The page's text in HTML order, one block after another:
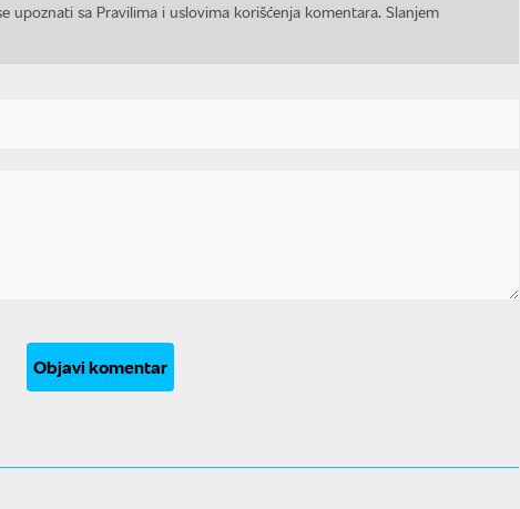
upoznati sa Pravilima i uslovima korišćenja komentara. Slanjem
Objavi komentar